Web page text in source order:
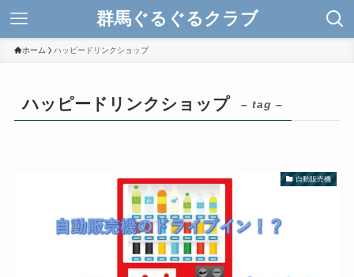
群馬ぐるぐるクラブ
ホーム ハッピードリンクショップ
ハッピードリンクショップ – tag –
自動販売機